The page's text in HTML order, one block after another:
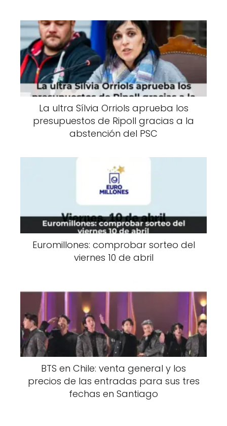
La ultra Sílvia Orriols aprueba los
presupuestos de Ripoll gracias a la
abstención del PSC
Euromillones: comprobar sorteo del
viernes 10 de abril
BTS en Chile: venta general y los
precios de las entradas para sus tres
fechas en Santiago